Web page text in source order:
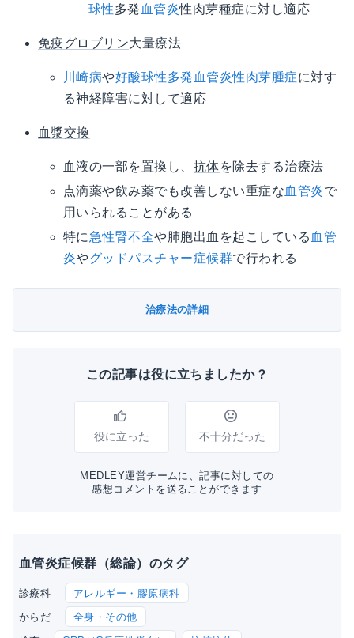
球性多発 血管炎性肉芽種症に対し適応
免疫グロブリン大量療法
川崎病や好酸球性多発血管炎性肉芽腫症に対す
る神経障害に対して適応
血漿交換
血液の一部を置換し、 抗体を除去する治療法
点滴薬や飲み薬でも改善しない重症な血管炎で
用いられることがある
特に 急性腎不全や肺胞出血を起こしている 血管
炎やグッドパスチャー症候群で行われる
治療法の詳細
この記事は役に立ちましたか？
役に立った 不十分だった
MEDLEY運営チームに、記事に対しての
感想コメントを送ることができます
血管炎症候群（総論）のタグ
診療科 アレルギー・膠原病科
からだ 全身・その他